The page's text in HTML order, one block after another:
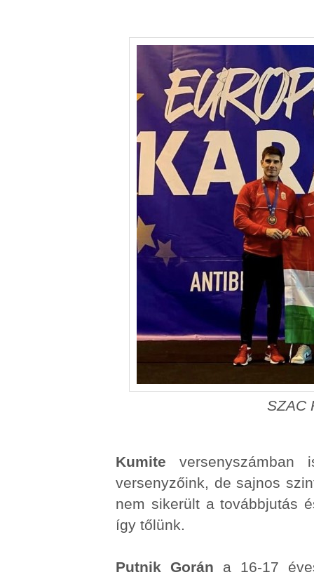
SZAC
Kumite versenyszámban
versenyzőink, de sajnos
nem sikerült a továbbjutás
így tőlünk.
Putnik Gorán a 16-17